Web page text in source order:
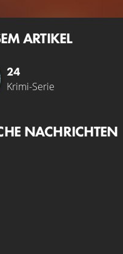
ARTIKEL
24
Krimi-Serie
NACHRICHTEN